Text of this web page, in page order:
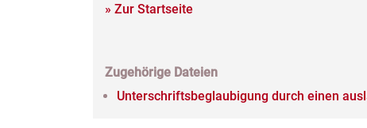
» Zur Startseite
Zugehörige Dateien
Unterschriftsbeglaubigung durch einen